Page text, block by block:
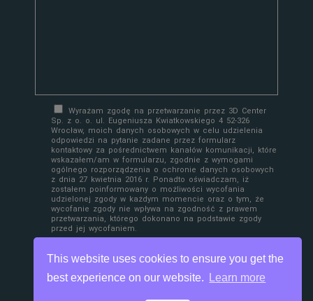
This website uses cookies to ensure you get the
best experience on our website.
Learn more
Wyrażam zgodę na przetwarzanie przez 3D Center
Sp. z o. o. ul. Eugeniusza Kwiatkowskiego 4 52-326
Wrocław, moich danych osobowych w celu udzielenia
odpowiedzi na pytanie zadane przez formularz
kontaktowy za pośrednictwem kanałów komunikacji, które
wskazałem/am w formularzu, zgodnie z wymogami
ogólnego rozporządzenia o ochronie danych osobowych
z dnia 27 kwietnia 2016 r. Ponadto oświadczam, iż
zostałem poinformowany o możliwości wycofania
udzielonej zgody w każdym momencie oraz o tym, że
wycofanie zgody nie wpływa na zgodność z prawem
przetwarzania, którego dokonano na podstawie zgody
przed jej wycofaniem.